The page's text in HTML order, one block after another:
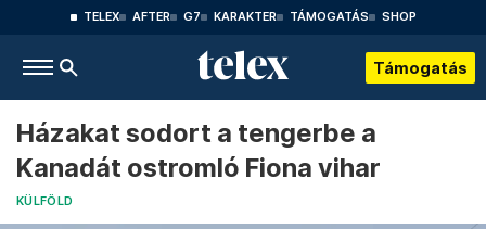
TELEX AFTER G7 KARAKTER TÁMOGATÁS SHOP
Támogatás
Házakat sodort a tengerbe a
Kanadát ostromló Fiona vihar
KÜLFÖLD